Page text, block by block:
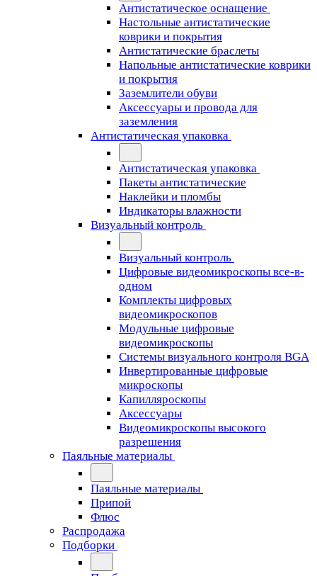
Антистатическое оснащение
Настольные антистатические
коврики и покрытия
Антистатические браслеты
Напольные антистатические коврики
и покрытия
Заземлители обуви
Аксессуары и провода для
заземления
Антистатическая упаковка
Антистатическая упаковка
Пакеты антистатические
Наклейки и пломбы
Индикаторы влажности
Визуальный контроль
Визуальный контроль
Цифровые видеомикроскопы все-в-
одном
Комплекты цифровых
видеомикроскопов
Модульные цифровые
видеомикроскопы
Cистемы визуального контроля BGA
Инвертированные цифровые
микроскопы
Капилляроскопы
Аксессуары
Видеомикроскопы высокого
разрешения
Паяльные материалы
Паяльные материалы
Припой
Флюс
Распродажа
Подборки